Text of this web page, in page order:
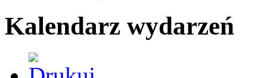
Kalendarz wydarzeń